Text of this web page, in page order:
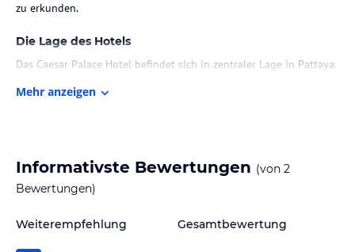
zu erkunden.
Die Lage des Hotels
Das Caesar Palace Hotel befindet sich in zentraler Lage in Pattaya.
lebhaften Nachtleben in der Nähe der Unterkunft.
gehalten und mit Holzmöbeln, einem Flachbild-TV, einem Safe und
einem Kühlschrank ausgestattet sind. Jedes Zimmer bietet zudem
private Badezimmer ist mit einer Dusche, kostenlosen
Mehr anzeigen
Informativste Bewertungen (von 2
Bewertungen)
Weiterempfehlung Gesamtbewertung